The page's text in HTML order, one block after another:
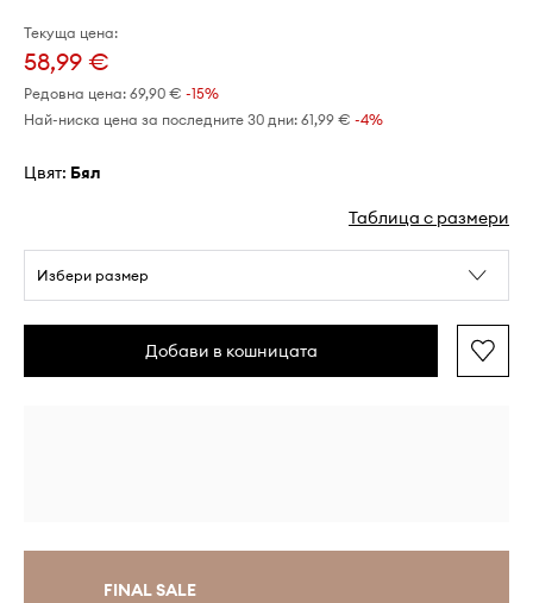
Текуща цена:
58,99 €
Редовна цена: 69,90 € -15%
Най-ниска цена за последните 30 дни: 61,99 € -4%
Цвят: бял
Таблица с размери
Избери размер
Добави в кошницата
FINAL SALE